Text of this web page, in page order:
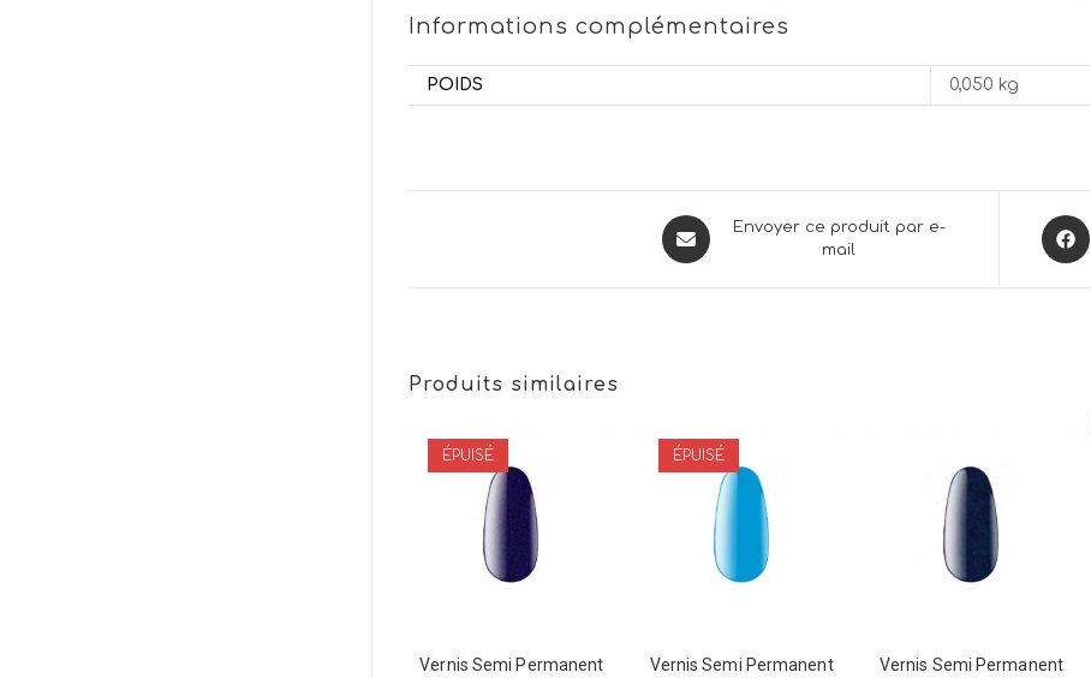
Informations complémentaires
POIDS 0,050 kg
Opens
in
Envoyer ce produit par e-
mail
Opens
in
Produits similaires
ÉPUISÉ
Vernis Semi Permanent
ÉPUISÉ
Vernis Semi Permanent
Vernis Semi Permanent